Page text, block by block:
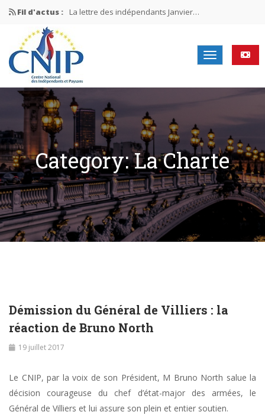
Fil d'actus : La lettre des indépendants Janvier…
La lettre des indépendants Novembre…
La lettre des indépendants Juin…
Mission nationale ÉLECTIONS MUNICIPALES 2026
La lettre des indépendants N°2-2026
Category: La Charte
Démission du Général de Villiers : la
réaction de Bruno North
19 juillet 2017
Le CNIP, par la voix de son Président, M Bruno North salue la
décision courageuse du chef d’état-major des armées, le
Général de Villiers et lui assure son plein et entier soutien.